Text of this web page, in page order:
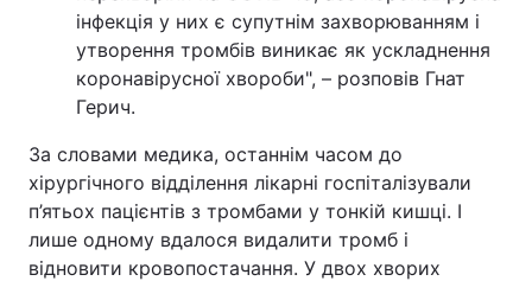
інфекція у них є супутнім захворюванням і
утворення тромбів виникає як ускладнення
коронавірусної хвороби", – розповів Гнат
Герич.
За словами медика, останнім часом до
хірургічного відділення лікарні госпіталізували
п’ятьох пацієнтів з тромбами у тонкій кишці. І
лише одному вдалося видалити тромб і
відновити кровопостачання. У двох хворих